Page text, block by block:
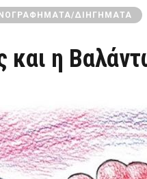
ΔΙΗΓΉΜΑΤΑ
και η